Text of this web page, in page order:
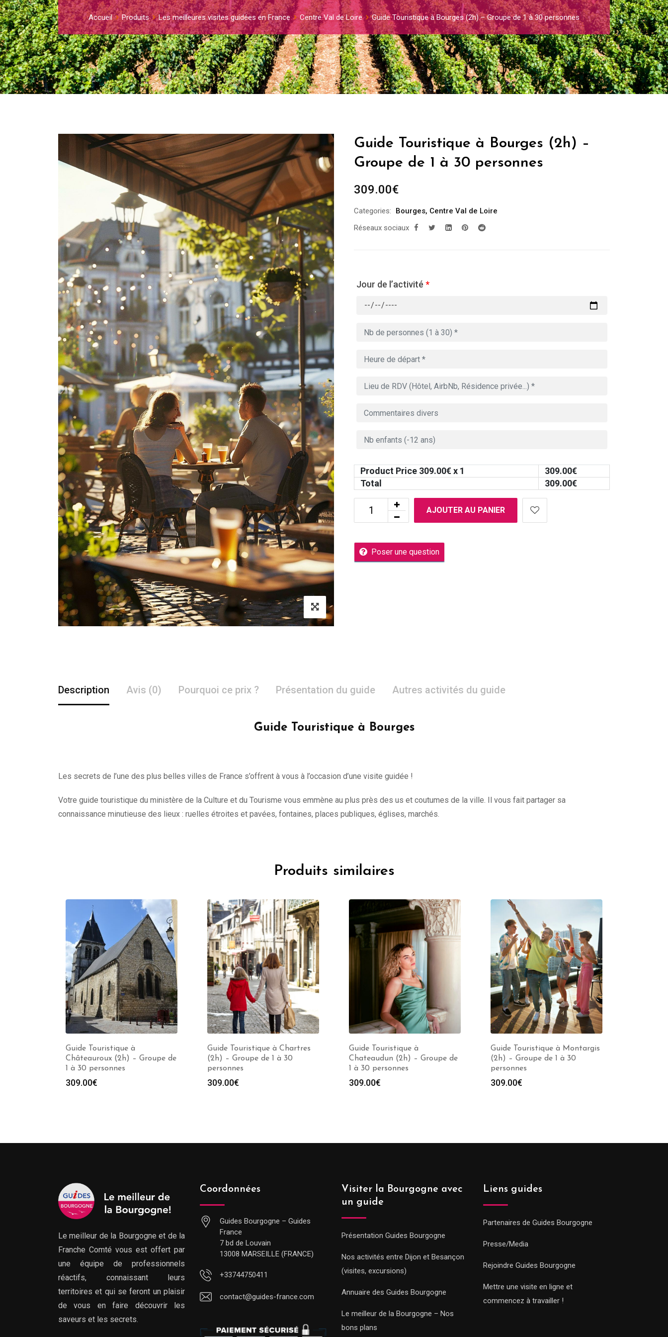
Accueil Produits Les meilleures visites guidées en France Centre Val de Loire Guide Touristique à Bourges (2h) – Groupe de 1 à 30 personnes
Guide Touristique à Bourges (2h) –
Groupe de 1 à 30 personnes
309.00€
Categories: Bourges, Centre Val de Loire
Réseaux sociaux
Jour de l’activité *
Product Price 309.00€ x 1 309.00€
Total
309.00€
AJOUTER AU PANIER
Poser une question
Description Avis (0) Pourquoi ce prix ? Présentation du guide Autres activités du guide
Guide Touristique à Bourges
Les secrets de l’une des plus belles villes de France s’offrent à vous à l’occasion d’une visite guidée !
Votre guide touristique du ministère de la Culture et du Tourisme vous emmène au plus près des us et coutumes de la ville. Il vous fait partager sa
connaissance minutieuse des lieux : ruelles étroites et pavées, fontaines, places publiques, églises, marchés.
Produits similaires
Guide Touristique à
Châteauroux (2h) – Groupe de
1 à 30 personnes
309.00€
Guide Touristique à Chartres
(2h) – Groupe de 1 à 30
personnes
309.00€
Guide Touristique à
Chateaudun (2h) – Groupe de
1 à 30 personnes
309.00€
Guide Touristique à Montargis
(2h) – Groupe de 1 à 30
personnes
309.00€
Le meilleur de la Bourgogne et de la
Franche Comté vous est offert par
une équipe de professionnels
réactifs, connaissant leurs
territoires et qui se feront un plaisir
de vous en faire découvrir les
saveurs et les secrets.
Coordonnées
Guides Bourgogne – Guides
France
7 bd de Louvain
13008 MARSEILLE (FRANCE)
+33744750411
contact@guides-france.com
Visiter la Bourgogne avec
un guide
Présentation Guides Bourgogne
Nos activités entre Dijon et Besançon
(visites, excursions)
Annuaire des Guides Bourgogne
Le meilleur de la Bourgogne – Nos
bons plans
Liens guides
Partenaires de Guides Bourgogne
Presse/Media
Rejoindre Guides Bourgogne
Mettre une visite en ligne et
commencez à travailler !